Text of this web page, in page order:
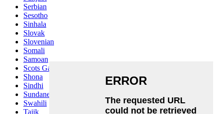
Serbian
Sesotho
Sinhala
Slovak
Slovenian
Somali
Samoan
Scots Gaelic
Shona
Sindhi
Sundanese
Swahili
Tajik